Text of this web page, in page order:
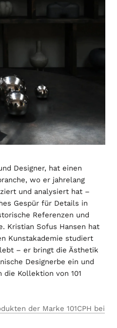
Designer, hat einen
wo er jahrelang
und analysiert hat –
Gespür für Details in
Referenzen und
Kristian Sofus Hansen hat
Kunstakademie studiert
– er bringt die Ästhetik
Designerbe ein und
Kollektion von 101
der Marke 101CPH bei